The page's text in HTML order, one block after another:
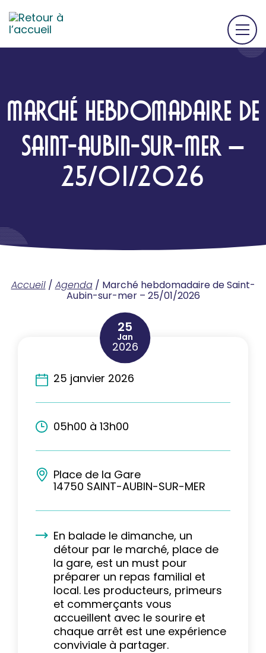
MARCHÉ HEBDOMADAIRE DE
SAINT-AUBIN-SUR-MER –
25/01/2026
Accueil/ Agenda/ Marché hebdomadaire de Saint-
Aubin-sur-mer – 25/01/2026
25
Jan
2026
25 janvier 2026
05h00 à 13h00
Place de la Gare
14750 SAINT-AUBIN-SUR-MER
En balade le dimanche, un
détour par le marché, place de
la gare, est un must pour
préparer un repas familial et
local. Les producteurs, primeurs
et commerçants vous
accueillent avec le sourire et
chaque arrêt est une expérience
conviviale à partager.